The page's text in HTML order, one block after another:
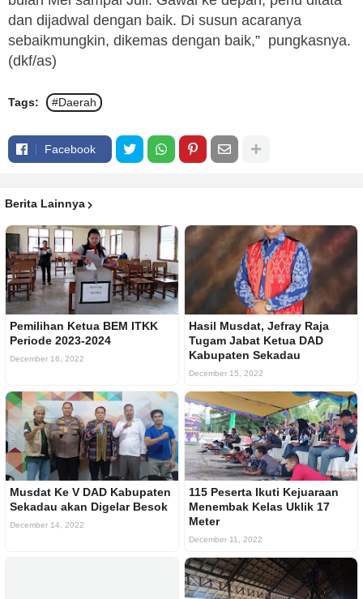
dan dijadwal dengan baik. Di susun acaranya
sebaikmungkin, dikemas dengan baik,” pungkasnya.
(dkf/as)
Tags: #Daerah
Facebook
Berita Lainnya
Pemilihan Ketua BEM ITKK
Periode 2023-2024
December 16, 2022
Hasil Musdat, Jefray Raja
Tugam Jabat Ketua DAD
Kabupaten Sekadau
December 15, 2022
Musdat Ke V DAD Kabupaten
Sekadau akan Digelar Besok
December 14, 2022
115 Peserta Ikuti Kejuaraan
Menembak Kelas Uklik 17
Meter
December 11, 2022